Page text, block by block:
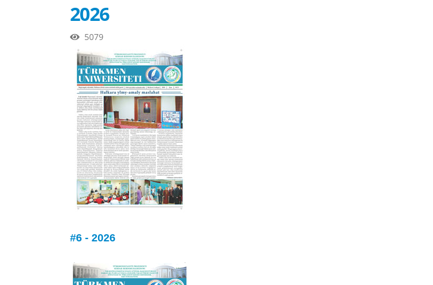
2026
5079
#6 - 2026